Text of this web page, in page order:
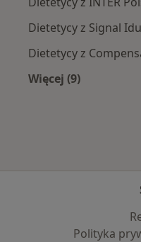
Dietetycy z Signal
Dietetycy z
Więcej (9)
Polityka